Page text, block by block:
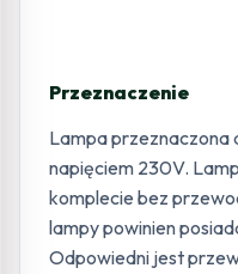
Przeznaczenie
Lampa przeznaczona
napięciem 230V.
komplecie bez
lampy powinien
Odpowiedni jest